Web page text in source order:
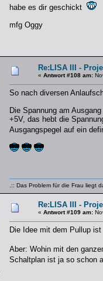
habe es dir geschickt
mfg Oggy
Re:LISA III -
« Antwort #108 am:
So nach diversen
Die Spannung am
+5V, das hebt die
Ausgangspegel auf ein
.:: Das Problem für die Frau liegt
Re:LISA III -
« Antwort #109 am:
Die Idee mit dem Pullup
Aber: Wohin mit den
Schaltplan ist ja so schon